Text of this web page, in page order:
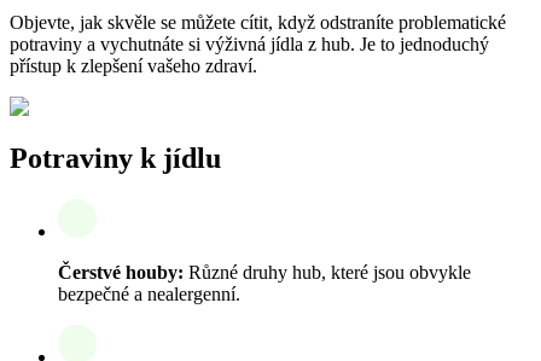
Objevte, jak skvěle se můžete cítit, když odstraníte problematické
potraviny a vychutnáte si výživná jídla z hub. Je to jednoduchý
přístup k zlepšení vašeho zdraví.
Potraviny k jídlu
Čerstvé houby: Různé druhy hub, které jsou obvykle
bezpečné a nealergenní.